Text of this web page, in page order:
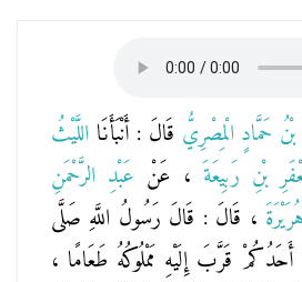
حَمَّادٍ الْمِصْرِيُّ قَالَ : أَنْبَأَنَا اللَّيْثُ
بْنِ رَبِيعَةَ ، عَنْ عَبْدِ الرَّحْمَنِ
، قَالَ : قَالَ رَسُولُ اللَّهِ صَلَّى
أَحَدُكُمْ قَرَّبَ إِلَيْهِ مَمْلُوكُهُ طَعَامًا ،